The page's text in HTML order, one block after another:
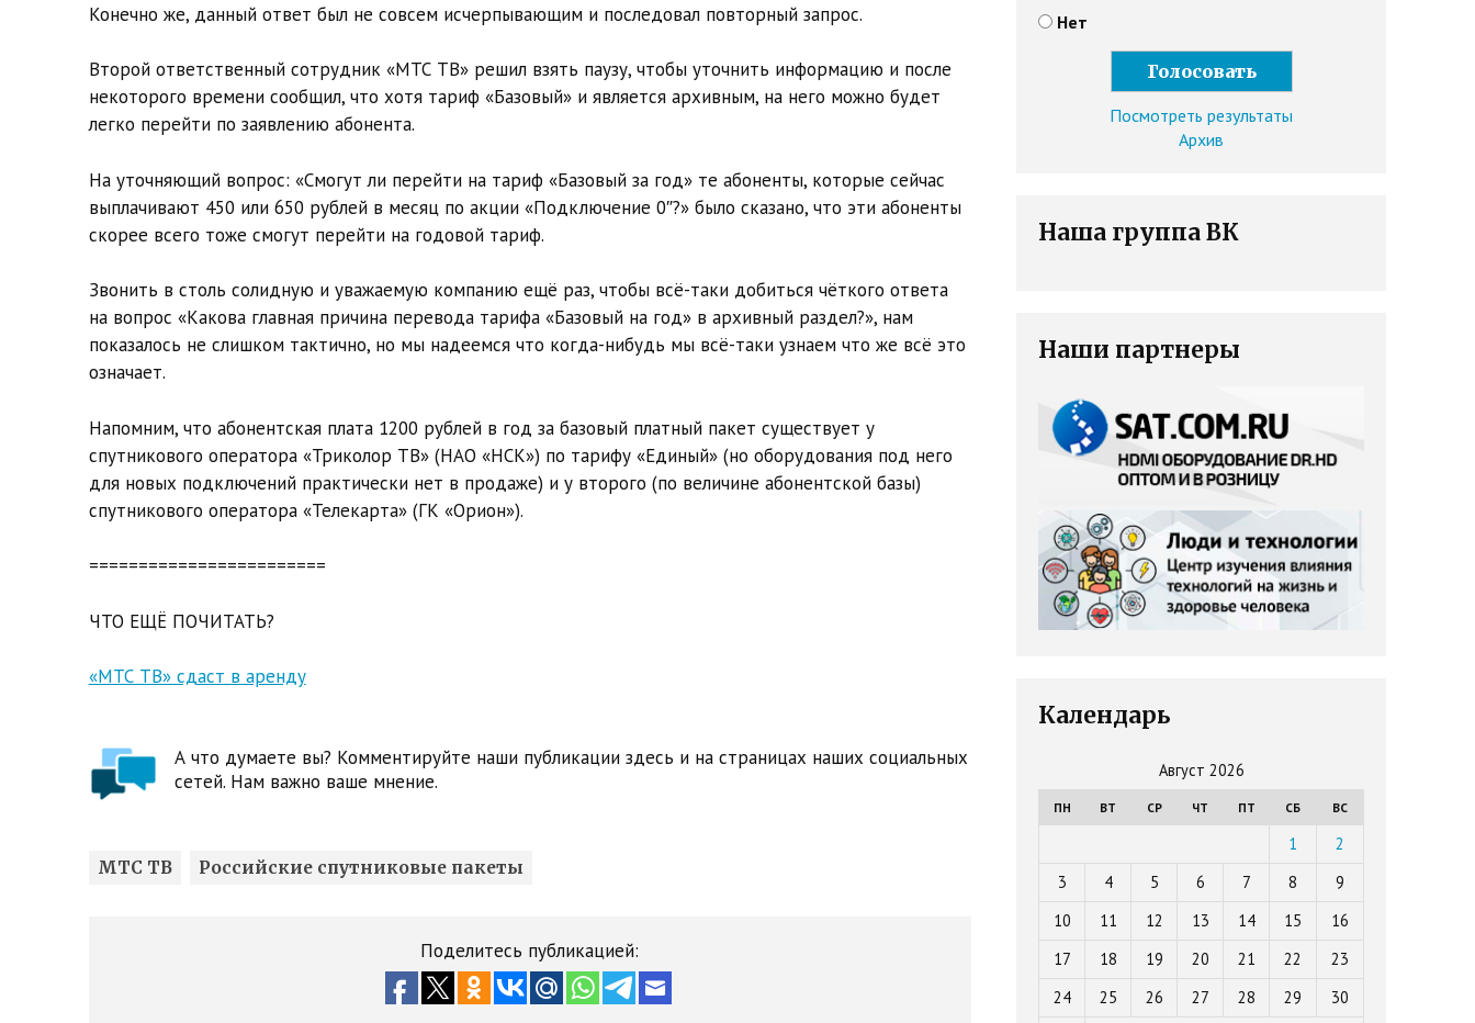
Конечно же, данный ответ был не совсем исчерпывающим и последовал повторный запрос.
Второй ответственный сотрудник «МТС ТВ» решил взять паузу, чтобы уточнить информацию и после
некоторого времени сообщил, что хотя тариф «Базовый» и является архивным, на него можно будет
легко перейти по заявлению абонента.
На уточняющий вопрос: «Смогут ли перейти на тариф «Базовый за год» те абоненты, которые сейчас
выплачивают 450 или 650 рублей в месяц по акции «Подключение 0″?» было сказано, что эти абоненты
скорее всего тоже смогут перейти на годовой тариф.
Звонить в столь солидную и уважаемую компанию ещё раз, чтобы всё-таки добиться чёткого ответа
на вопрос «Какова главная причина перевода тарифа «Базовый на год» в архивный раздел?», нам
показалось не слишком тактично, но мы надеемся что когда-нибудь мы всё-таки узнаем что же всё это
означает.
Напомним, что абонентская плата 1200 рублей в год за базовый платный пакет существует у
спутникового оператора «Триколор ТВ» (НАО «НСК») по тарифу «Единый» (но оборудования под него
для новых подключений практически нет в продаже) и у второго (по величине абонентской базы)
спутникового оператора «Телекарта» (ГК «Орион»).
========================
ЧТО ЕЩЁ ПОЧИТАТЬ?
«МТС ТВ» сдаст в аренду
А что думаете вы? Комментируйте наши публикации здесь и на страницах наших социальных
сетей. Нам важно ваше мнение.
МТС ТВ Российские спутниковые пакеты
Поделитесь публикацией:
Нет
Посмотреть результаты
Архив
Наша группа ВК
Наши партнеры
Календарь
Август 2026
ПН ВТ СР ЧТ ПТ СБ ВС
1
2
3
4 5 6 7 8
9
10
11 12 13 14 15
16
17
18 19 20 21 22
23
24
25 26 27 28 29
30